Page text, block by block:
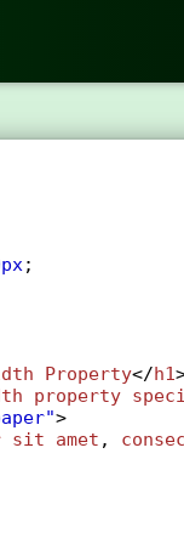
;
Property</h1
property
>
sit amet ,